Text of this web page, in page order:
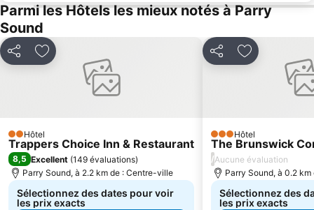
Parmi les Hôtels les mieux notés à Parry
Sound
PartagerAjouter à mes favoris
2 Étoiles
Hôtel
Trappers Choice Inn & Restaurant
8,5 Excellent (149 évaluations)
Parry Sound, à 2.2 km de : Centre-ville
Sélectionnez des dates pour voir
les prix exacts
PartagerAjouter à
3 Étoiles
Hôtel
The Brunswick
/Aucune évaluation
Parry Sound, à 0.2
Sélectionnez des
les prix exacts